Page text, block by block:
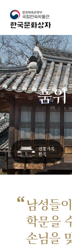
품위
“남성들
학문을
손님을